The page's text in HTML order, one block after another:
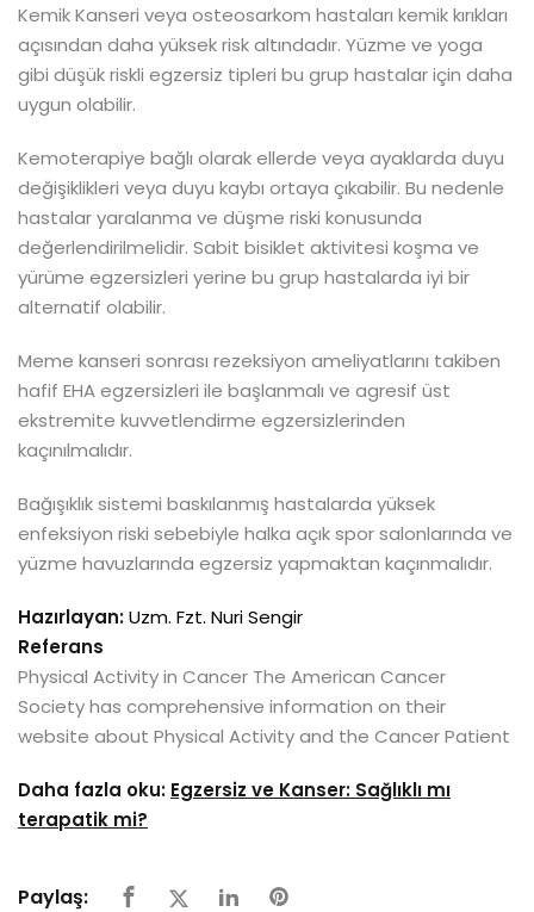
Kemik Kanseri veya osteosarkom hastaları kemik kırıkları
açısından daha yüksek risk altındadır. Yüzme ve yoga
gibi düşük riskli egzersiz tipleri bu grup hastalar için daha
uygun olabilir.
Kemoterapiye bağlı olarak ellerde veya ayaklarda duyu
değişiklikleri veya duyu kaybı ortaya çıkabilir. Bu nedenle
hastalar yaralanma ve düşme riski konusunda
değerlendirilmelidir. Sabit bisiklet aktivitesi koşma ve
yürüme egzersizleri yerine bu grup hastalarda iyi bir
alternatif olabilir.
Meme kanseri sonrası rezeksiyon ameliyatlarını takiben
hafif EHA egzersizleri ile başlanmalı ve agresif üst
ekstremite kuvvetlendirme egzersizlerinden
kaçınılmalıdır.
Bağışıklık sistemi baskılanmış hastalarda yüksek
enfeksiyon riski sebebiyle halka açık spor salonlarında ve
yüzme havuzlarında egzersiz yapmaktan kaçınmalıdır.
Hazırlayan:Uzm. Fzt. Nuri Sengir
Referans
Physical Activity in Cancer The American Cancer
Society has comprehensive information on their
website about Physical Activity and the Cancer Patient
Daha fazla oku: Egzersiz ve Kanser: Sağlıklı mı
terapatik mi?
Paylaş: